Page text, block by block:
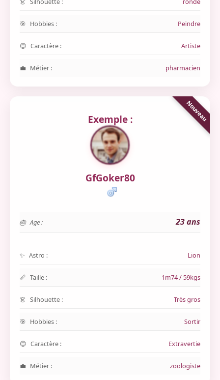
Hobbies : Peindre
Caractère : Artiste
Métier : pharmacien
Exemple :
GfGoker80
Age : 23 ans
Astro : Lion
Taille : 1m74 / 59kgs
Silhouette : Très gros
Hobbies : Sortir
Caractère : Extravertie
Métier : zoologiste